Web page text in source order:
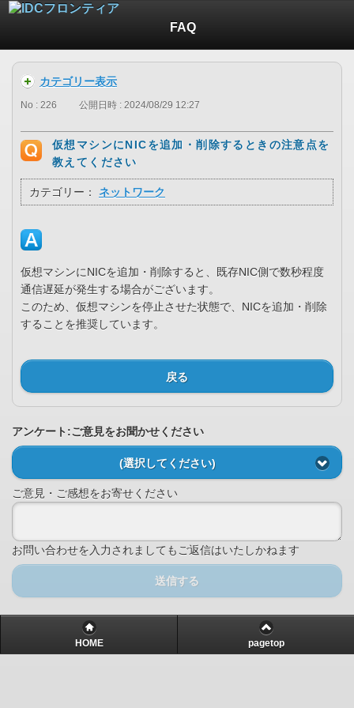
FAQ
カテゴリー表示
No : 226 公開日時 : 2024/08/29 12:27
仮想マシンにNICを追加・削除するときの注意点を
教えてください
カテゴリー： ネットワーク
仮想マシンにNICを追加・削除すると、既存NIC側で数秒程度
通信遅延が発生する場合がございます。
このため、仮想マシンを停止させた状態で、NICを追加・削除
することを推奨しています。
戻る
アンケート:ご意見をお聞かせください
(選択してください)
ご意見・ご感想をお寄せください
お問い合わせを入力されましてもご返信はいたしかねます
送信する
HOME pagetop